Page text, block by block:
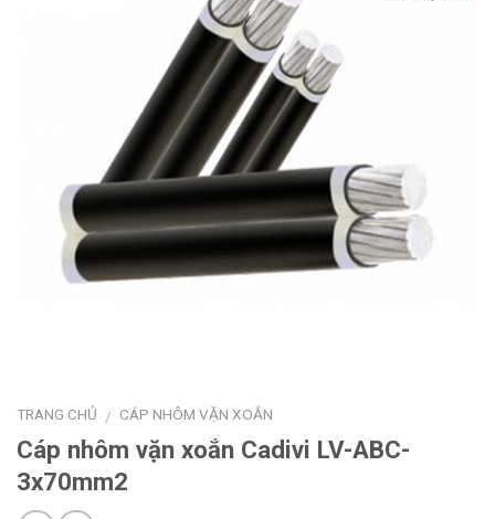
TRANG CHỦ / CÁP NHÔM VẶN XOẮN
Cáp nhôm vặn xoắn Cadivi LV-ABC-
3x70mm2